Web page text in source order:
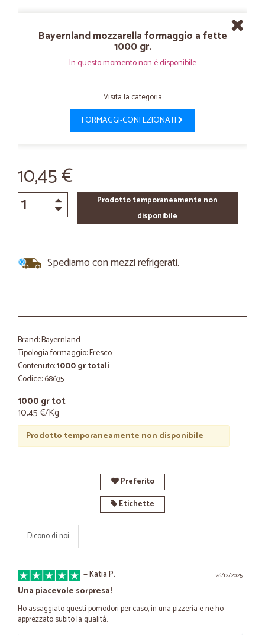
Bayernland mozzarella formaggio a fette
1000 gr.
In questo momento non è disponibile
Visita la categoria
FORMAGGI-CONFEZIONATI
10,45 €
Prodotto temporaneamente non
disponibile
Spediamo con mezzi refrigerati.
Brand: Bayernland
Tipologia formaggio: Fresco
Contenuto:1000 gr totali
Codice: 68635
1000 gr tot
10,45 €/Kg
Prodotto temporaneamente non disponibile
Preferito
Etichette
Dicono di noi
26/12/2025
—Katia P.
Una piacevole sorpresa!
Ho assaggiato questi pomodori per caso, in una pizzeria e ne ho
apprezzato subito la qualità.